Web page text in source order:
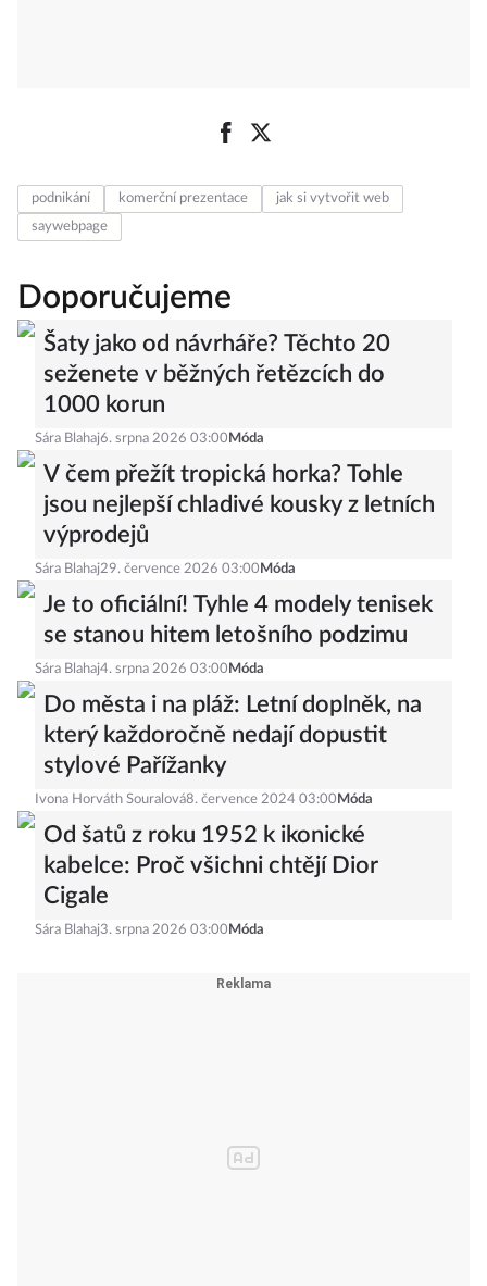
podnikání komerční prezentace
jak si vytvořit web
saywebpage
Doporučujeme
Šaty jako od návrháře? Těchto 20
seženete v běžných řetězcích do
1000 korun
Sára Blahaj6. srpna 2026 03:00 Móda
V čem přežít tropická horka? Tohle
jsou nejlepší chladivé kousky z letních
výprodejů
Sára Blahaj29. července 2026 03:00 Móda
Je to oficiální! Tyhle 4 modely tenisek
se stanou hitem letošního podzimu
Sára Blahaj4. srpna 2026 03:00 Móda
Do města i na pláž: Letní doplněk, na
který každoročně nedají dopustit
stylové Pařížanky
Ivona Horváth Souralová8. července 2024 03:00 Móda
Od šatů z roku 1952 k ikonické
kabelce: Proč všichni chtějí Dior
Cigale
Sára Blahaj3. srpna 2026 03:00 Móda